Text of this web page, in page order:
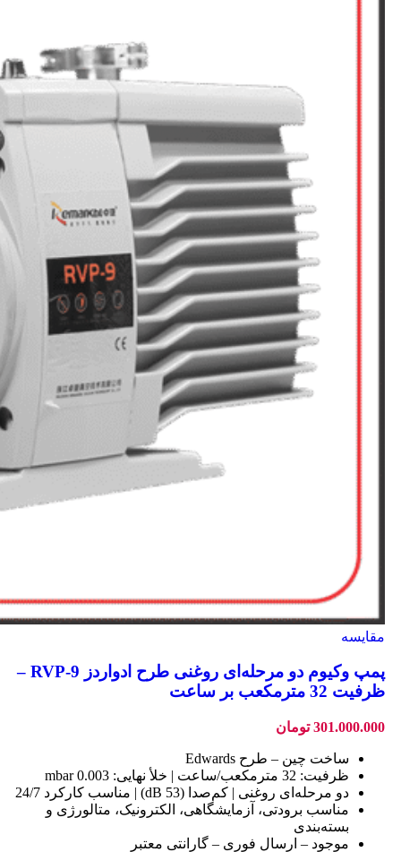
مقایسه
پمپ وکیوم دو مرحله‌ای روغنی طرح ادواردز RVP‑9 –
ظرفیت 32 مترمکعب بر ساعت
301.000.000 تومان
ساخت چین – طرح Edwards
ظرفیت: 32 مترمکعب/ساعت | خلأ نهایی: 0.003 mbar
دو مرحله‌ای روغنی | کم‌صدا (53 dB) | مناسب کارکرد 24/7
مناسب برودتی، آزمایشگاهی، الکترونیک، متالورژی و
بسته‌بندی
موجود – ارسال فوری – گارانتی معتبر